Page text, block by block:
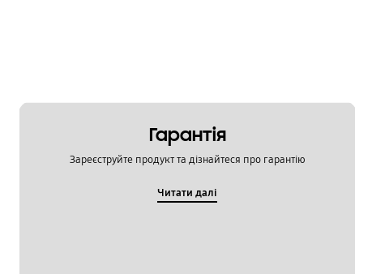
Гарантія
Зареєструйте продукт та дізнайтеся про гарантію
Читати далі